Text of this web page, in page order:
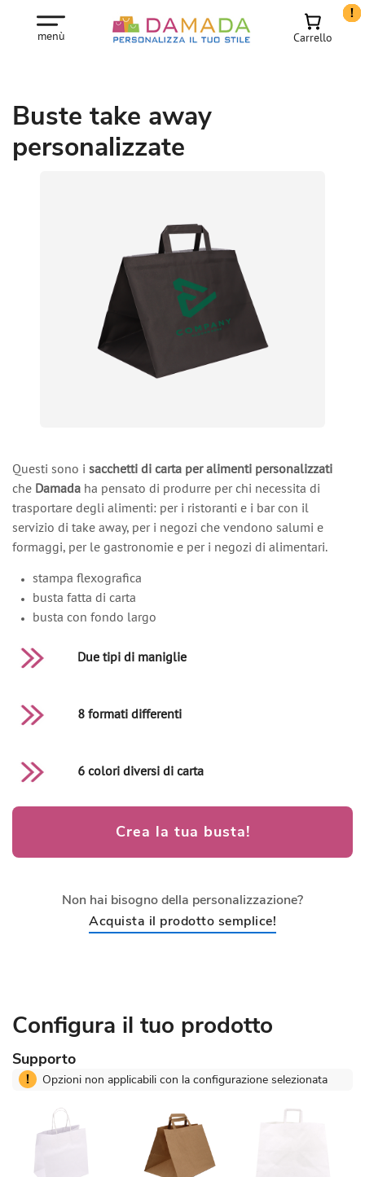
menù Carrello
Buste take away
personalizzate
Questi sono i sacchetti di carta per alimenti personalizzati
che Damada ha pensato di produrre per chi necessita di
trasportare degli alimenti: per i ristoranti e i bar con il
servizio di take away, per i negozi che vendono salumi e
formaggi, per le gastronomie e per i negozi di alimentari.
stampa flexografica
busta fatta di carta
busta con fondo largo
Due tipi di maniglie
8 formati differenti
6 colori diversi di carta
Crea la tua busta!
Non hai bisogno della personalizzazione?
Acquista il prodotto semplice!
Configura il tuo prodotto
Supporto
! Opzioni non applicabili con la configurazione selezionata
!!!!!!!!!!!!!